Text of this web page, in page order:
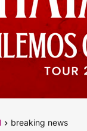
breaking news